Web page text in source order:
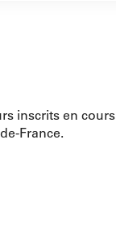
inscrits en cours
France.